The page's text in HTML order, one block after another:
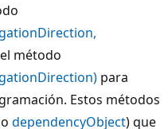
método
para
Estos métodos
dependencyObject) que